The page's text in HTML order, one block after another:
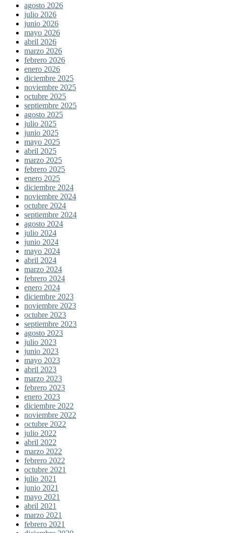
agosto 2026
julio 2026
junio 2026
mayo 2026
abril 2026
marzo 2026
febrero 2026
enero 2026
diciembre 2025
noviembre 2025
octubre 2025
septiembre 2025
agosto 2025
julio 2025
junio 2025
mayo 2025
abril 2025
marzo 2025
febrero 2025
enero 2025
diciembre 2024
noviembre 2024
octubre 2024
septiembre 2024
agosto 2024
julio 2024
junio 2024
mayo 2024
abril 2024
marzo 2024
febrero 2024
enero 2024
diciembre 2023
noviembre 2023
octubre 2023
septiembre 2023
agosto 2023
julio 2023
junio 2023
mayo 2023
abril 2023
marzo 2023
febrero 2023
enero 2023
diciembre 2022
noviembre 2022
octubre 2022
julio 2022
abril 2022
marzo 2022
febrero 2022
octubre 2021
julio 2021
junio 2021
mayo 2021
abril 2021
marzo 2021
febrero 2021